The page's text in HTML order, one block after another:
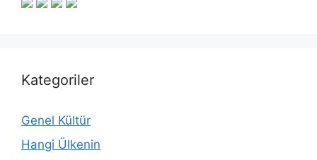
Kategoriler
Genel Kültür
Hangi Ülkenin